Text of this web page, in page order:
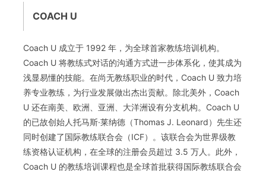
COACH U
Coach U 成立于 1992 年，为全球首家教练培训机构。
Coach U 将教练式对话的沟通方式进一步体系化，使其成为
浅显易懂的技能。在尚无教练职业的时代，Coach U 致力培
养专业教练，为行业发展做出杰出贡献。除北美外，Coach
U 还在南美、欧洲、亚洲、大洋洲设有分支机构。Coach U
的已故创始人托马斯·莱纳德（Thomas J. Leonard）先生还
同时创建了国际教练联合会（ICF）。该联合会为世界级教
练资格认证机构，在全球的注册会员超过 3.5 万人。此外，
Coach U 的教练培训课程也是全球首批获得国际教练联合会